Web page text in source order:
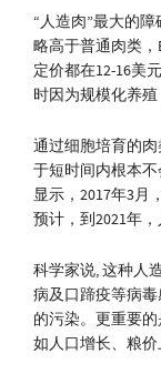
“人造肉”最大的
略高于普通肉类
定价都在12-16美
时因为规模化养殖
通过细胞培育的
于短时间内根本
显示，2017年3月
预计，到2021年
科学家说, 这种人
病及口蹄疫等病
的污染。更重要
如人口增长、粮价